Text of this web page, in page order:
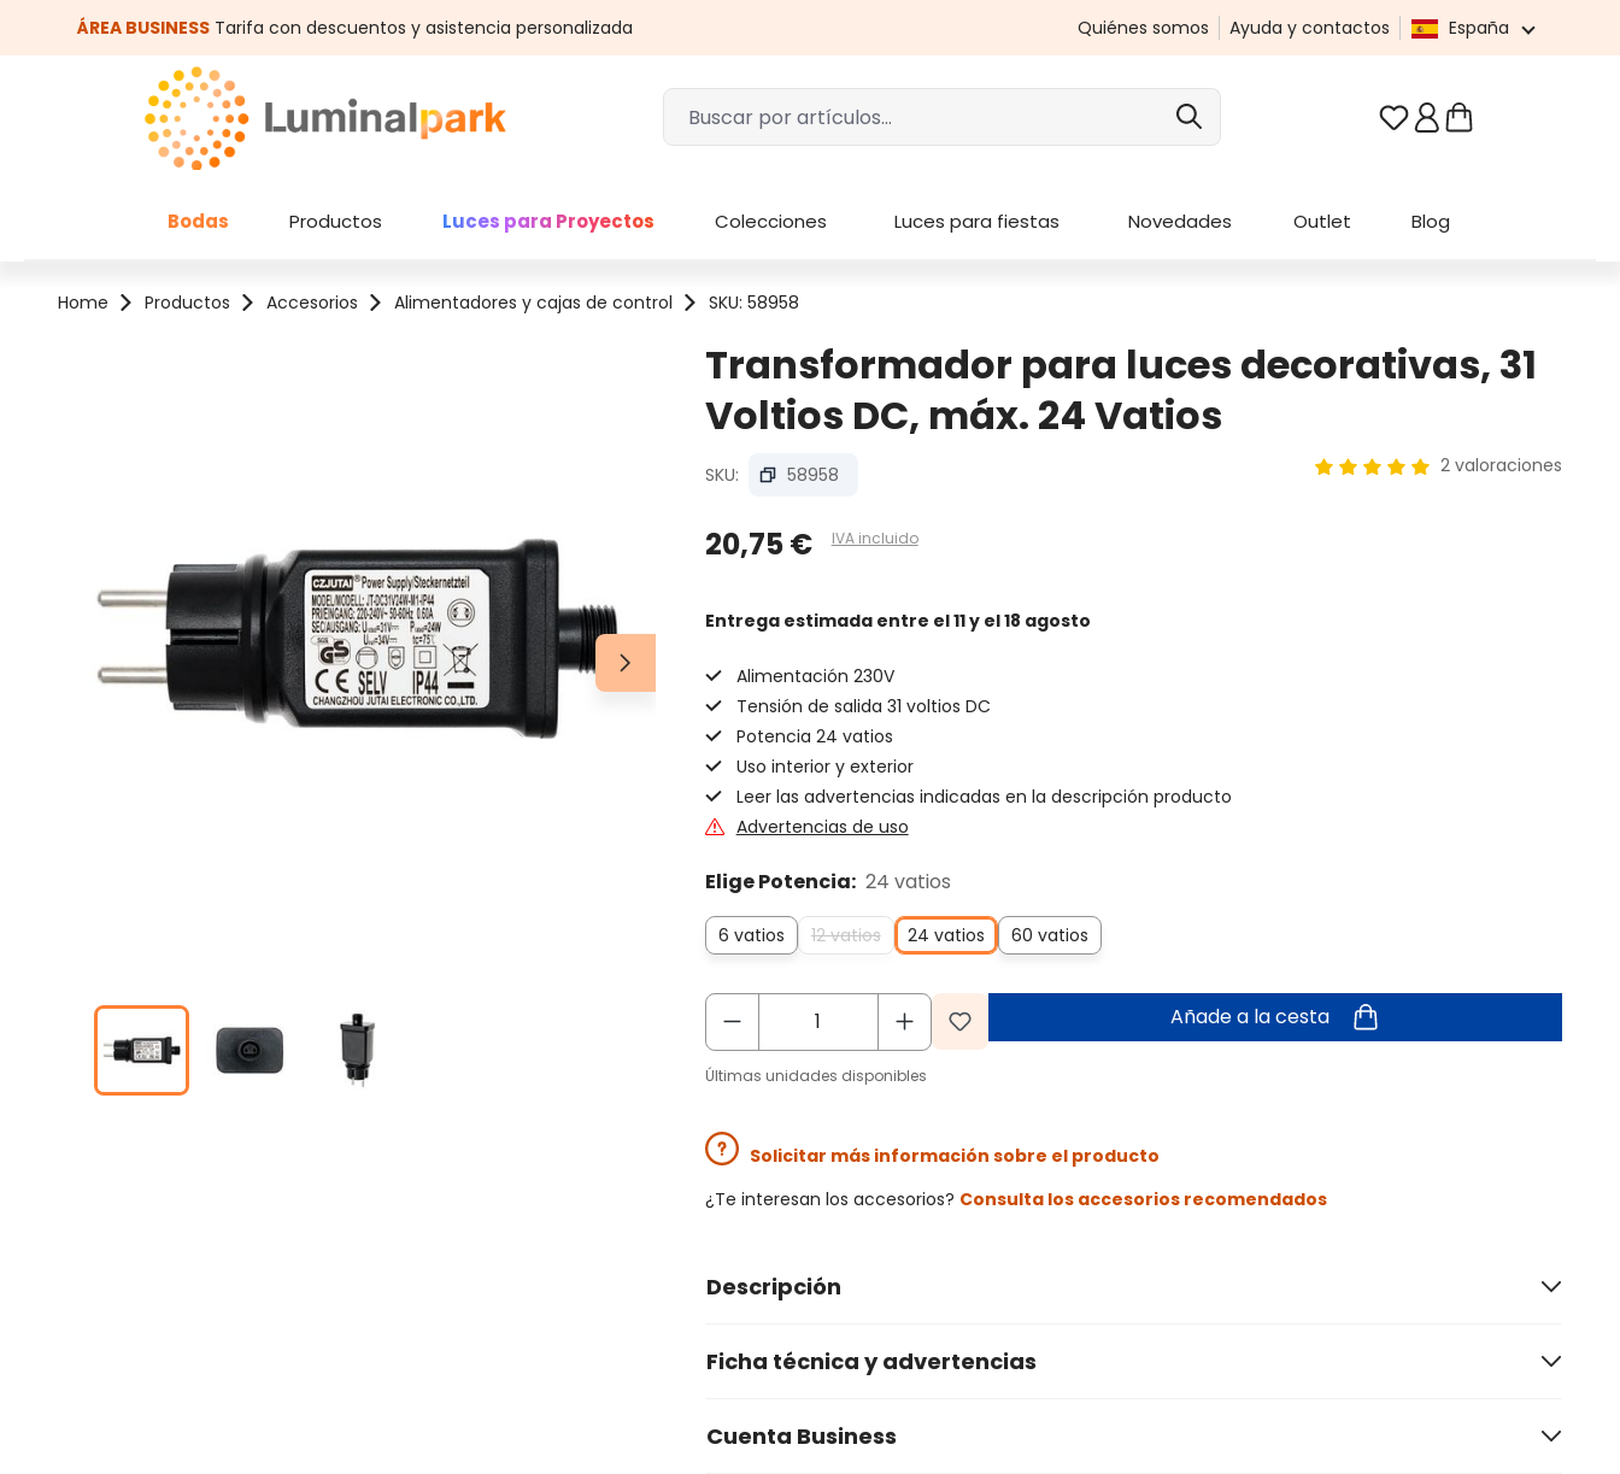
al contenido principal
Saltar a la búsqueda
ÁREA BUSINESS Tarifa con descuentos y asistencia personalizada Quiénes somos Ayuda y contactos España
Tienes 0 artículos en
Bodas Productos Luces para Proyectos Colecciones Luces para fiestas Novedades Outlet Blog
Home Productos Accesorios Alimentadores y cajas de control SKU: 58958
Transformador para luces decorativas, 31
Voltios DC, máx. 24 Vatios
SKU: 58958 2 valoraciones
20,75 € IVA incluido
Entrega estimada entre el 11 y el 18 agosto
Alimentación 230V
Tensión de salida 31 voltios DC
Potencia 24 vatios
Uso interior y exterior
Leer las advertencias indicadas en la descripción producto
Advertencias de uso
Elige Potencia: 24 vatios
6 vatios 12 vatios 24 vatios 60 vatios
Añade a la cesta
Últimas unidades disponibles
Solicitar más información sobre el producto
¿Te interesan los accesorios? Consulta los accesorios recomendados
Descripción
Ficha técnica y advertencias
Cuenta Business